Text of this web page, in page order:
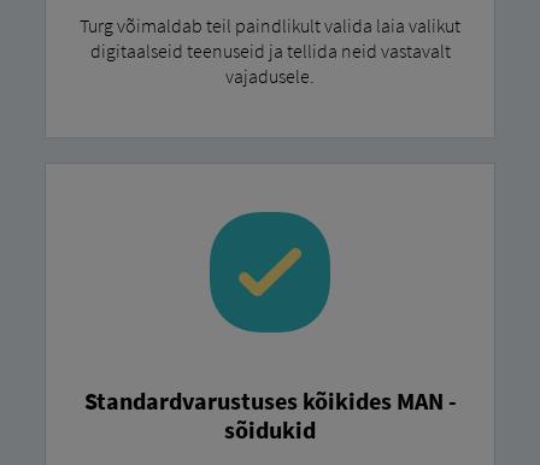
Turg võimaldab teil paindlikult valida laia valikut
digitaalseid teenuseid ja tellida neid vastavalt
vajadusele.
Standardvarustuses kõikides MAN -
sõidukid